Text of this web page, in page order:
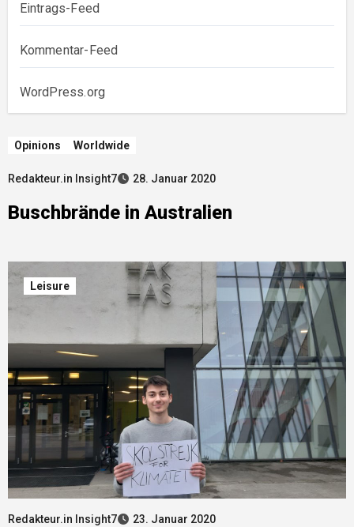
Eintrags-Feed
Kommentar-Feed
WordPress.org
Opinions Worldwide
Redakteur.in Insight7 28. Januar 2020
Buschbrände in Australien
Leisure
Redakteur.in Insight7 23. Januar 2020